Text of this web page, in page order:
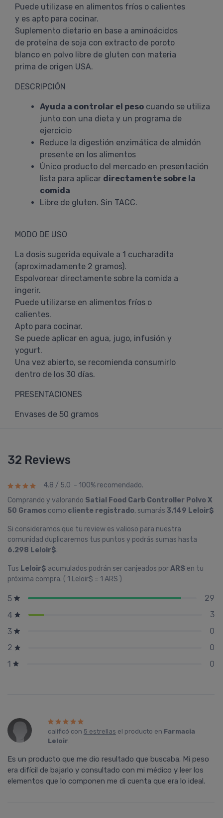
Puede utilizase en alimentos fríos o calientes
y es apto para cocinar.
Suplemento dietario en base a aminoácidos
de proteína de soja con extracto de poroto
blanco en polvo libre de gluten con materia
prima de origen USA.
DESCRIPCIÓN
Ayuda a controlar el peso cuando se utiliza
junto con una dieta y un programa de
ejercicio
Reduce la digestión enzimática de almidón
presente en los alimentos
Único producto del mercado en presentación
lista para aplicar directamente sobre la
comida
Libre de gluten. Sin TACC.
MODO DE USO
La dosis sugerida equivale a 1 cucharadita
(aproximadamente 2 gramos).
Espolvorear directamente sobre la comida a
ingerir.
Puede utilizarse en alimentos fríos o
calientes.
Apto para cocinar.
Se puede aplicar en agua, jugo, infusión y
yogurt.
Una vez abierto, se recomienda consumirlo
dentro de los 30 días.
PRESENTACIONES
Envases de 50 gramos
32 Reviews
4.8 / 5.0 - 100% recomendado.
Comprando y valorando Satial Food Carb Controller Polvo X
50 Gramos como cliente registrado, sumarás 3.149 Leloir$
Si consideramos que tu review es valioso para nuestra
comunidad duplicaremos tus puntos y podrás sumas hasta
6.298 Leloir$.
Tus Leloir$ acumulados podrán ser canjeados porARS en tu
próxima compra. ( 1 Leloir$ = 1 ARS )
5
29
4
3
3
0
2
0
1
0
calificó con 5 estrellas el producto en Farmacia
Leloir.
Es un producto que me dio resultado que buscaba. Mi peso
era difícil de bajarlo y consultado con mi médico y leer los
elementos que lo componen me di cuenta que era lo ideal.